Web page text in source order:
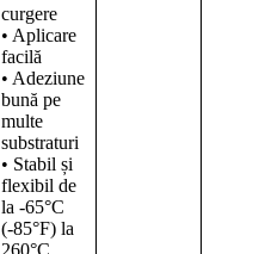
curgere
• Aplicare
facilă
• Adeziune
bună pe
multe
substraturi
• Stabil și
flexibil de
la -65°C
(-85°F) la
260°C